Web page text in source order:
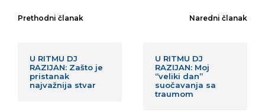
Prethodni članak
U RITMU DJ
RAZIJAN: Zašto je
pristanak
najvažnija stvar
Naredni članak
U RITMU DJ
RAZIJAN: Moj
“veliki dan”
suočavanja sa
traumom